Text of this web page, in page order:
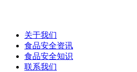
关于我们
食品安全资讯
食品安全知识
联系我们